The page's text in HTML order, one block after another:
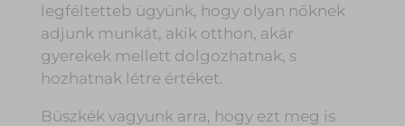
legféltetteb ügyünk, hogy olyan nőknek
adjunk munkát, akik otthon, akár
gyerekek mellett dolgozhatnak, s
hozhatnak létre értéket.
Büszkék vagyunk arra, hogy ezt meg is